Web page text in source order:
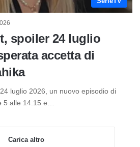
spoiler 24 luglio
accetta di
luglio 2026, un nuovo episodio di
5 alle 14.15 e…
Carica altro